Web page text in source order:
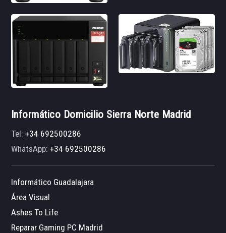
Informático Domicilio Sierra Norte Madrid
Tel:+34 692500286
WhatsApp:+34 692500286
Informático Guadalajara
Área Visual
Ashes To Life
Reparar Gaming PC Madrid